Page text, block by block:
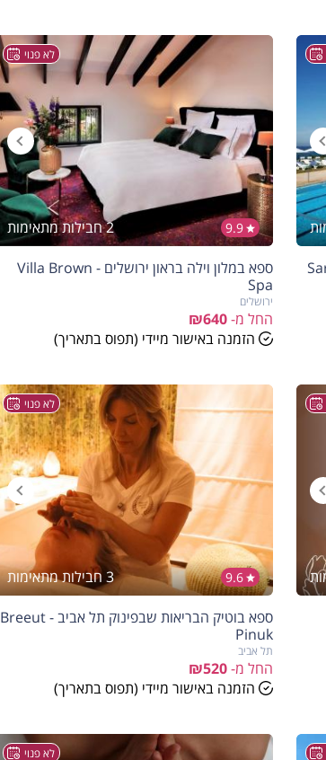
לא פנוי
10%בהזמנה להיום
9.9 2 חבילות מתאימות
ספא במלון וילה בראון ירושלים - Villa Brown
Spa
ירושלים
החל מ-₪640
הזמנה באישור מיידי (תפוס בתאריך)
לא פנוי
9.6 3 חבילות מתאימות
ספא בוטיק הבריאות שבפינוק תל אביב - Breeut
Pinuk
תל אביב
החל מ-₪520
הזמנה באישור מיידי (תפוס בתאריך)
לא פנוי